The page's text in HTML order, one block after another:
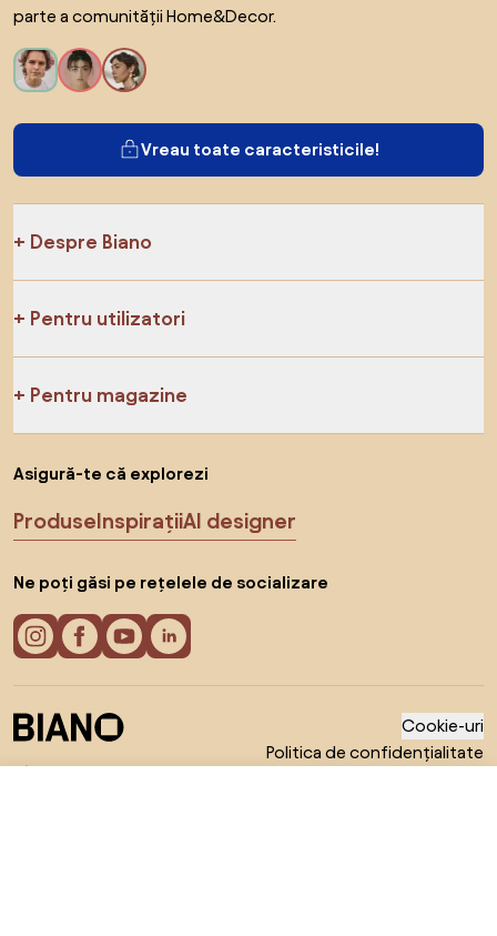
parte a comunității Home&Decor.
Vreau toate caracteristicile!
Despre Biano
Pentru utilizatori
Pentru magazine
Asigură-te că explorezi
ProduseInspirațiiAI designer
Ne poți găsi pe rețelele de socializare
Cookie-uri
Politica de confidențialitate